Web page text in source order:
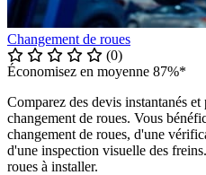
Changement de roues
(0)
Économisez en moyenne 87%*
Comparez des devis instantanés
changement de roues. Vous
changement de roues, d'une
d'une inspection visuelle des
roues à installer.